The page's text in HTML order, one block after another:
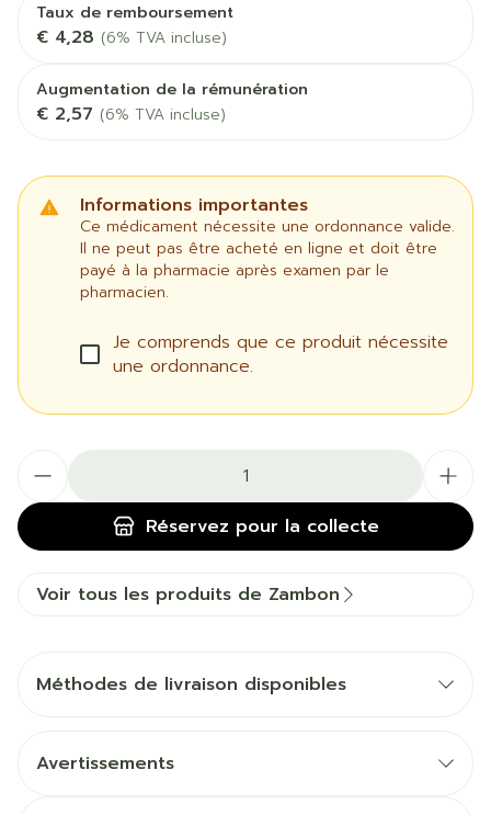
Taux de remboursement
€ 4,28 (6% TVA incluse)
Augmentation de la rémunération
€ 2,57 (6% TVA incluse)
Informations importantes
Ce médicament nécessite une ordonnance valide.
Il ne peut pas être acheté en ligne et doit être
payé à la pharmacie après examen par le
pharmacien.
Je comprends que ce produit nécessite
une ordonnance.
Réservez pour la collecte
Voir tous les produits de Zambon
Méthodes de livraison disponibles
Avertissements